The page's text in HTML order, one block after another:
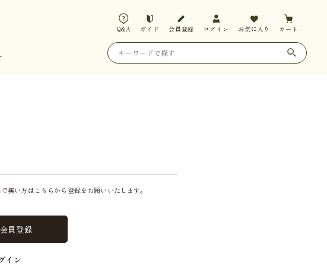
Q&A ガイド 会員登録 ログイン お気に入り カート
無い方はこちらから登録をお願いいたします。
員登録
イン